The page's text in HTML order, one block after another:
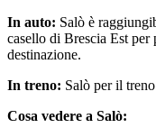
In auto: Salò è
casello di Brescia Est per
destinazione.
In treno: Salò per il
Cosa vedere a Salò: